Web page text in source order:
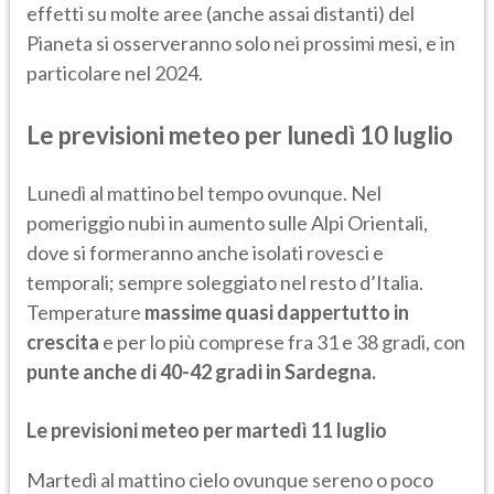
effetti su molte aree (anche assai distanti) del
Pianeta si osserveranno solo nei prossimi mesi, e in
particolare nel 2024.
Le previsioni meteo per lunedì 10 luglio
Lunedì al mattino bel tempo ovunque. Nel
pomeriggio nubi in aumento sulle Alpi Orientali,
dove si formeranno anche isolati rovesci e
temporali; sempre soleggiato nel resto d’Italia.
Temperature massime quasi dappertutto in
crescita e per lo più comprese fra 31 e 38 gradi, con
punte anche di 40-42 gradi in Sardegna.
Le previsioni meteo per martedì 11 luglio
Martedì al mattino cielo ovunque sereno o poco